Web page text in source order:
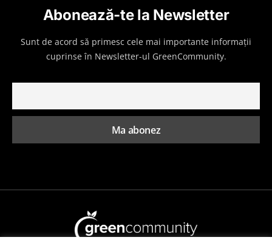
Abonează-te la Newsletter
Sunt de acord să primesc cele mai importante informații
cuprinse în Newsletter-ul GreenCommunity.